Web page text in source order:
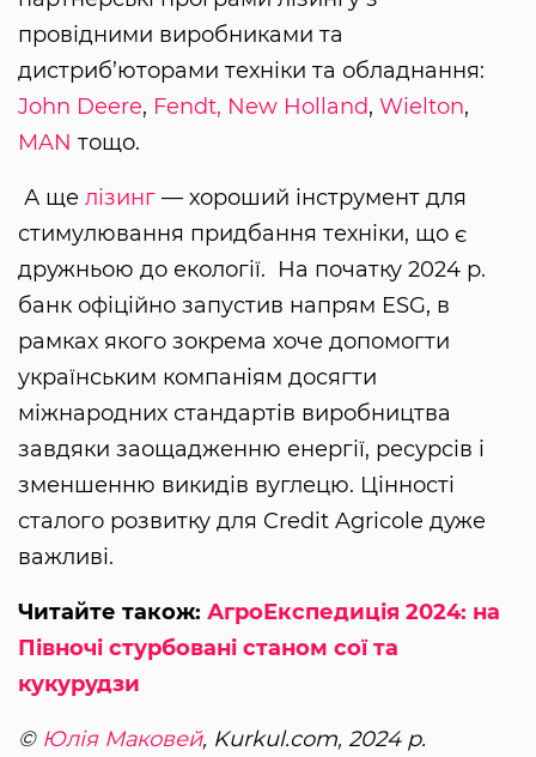
провідними виробниками та
дистриб’юторами техніки та обладнання:
John Deere, Fendt, New Holland, Wielton,
MAN тощо.
А ще лізинг — хороший інструмент для
стимулювання придбання техніки, що є
дружньою до екології. На початку 2024 р.
банк офіційно запустив напрям ESG, в
рамках якого зокрема хоче допомогти
українським компаніям досягти
міжнародних стандартів виробництва
завдяки заощадженню енергії, ресурсів і
зменшенню викидів вуглецю. Цінності
сталого розвитку для Credit Agricole дуже
важливі.
Читайте також: АгроЕкспедиція 2024: на
Півночі стурбовані станом сої та
кукурудзи
© Юлія Маковей, Kurkul.com, 2024 р.